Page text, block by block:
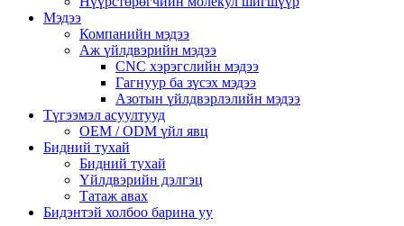
Мэдээ
Компанийн мэдээ
Аж үйлдвэрийн мэдээ
CNC хэрэгслийн мэдээ
Гагнуур ба зүсэх мэдээ
Азотын үйлдвэрлэлийн мэдээ
Түгээмэл асуултууд
OEM / ODM үйл явц
Бидний тухай
Бидний тухай
Үйлдвэрийн дэлгэц
Татаж авах
Бидэнтэй холбоо барина уу